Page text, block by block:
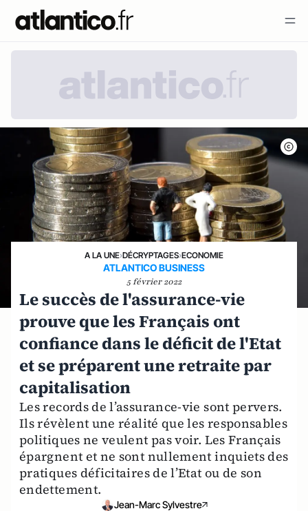
A LA UNE›DÉCRYPTAGES›ECONOMIE
ATLANTICO BUSINESS
5 février 2022
Le succès de l'assurance-vie
prouve que les Français ont
confiance dans le déficit de l'Etat
et se préparent une retraite par
capitalisation
Les records de l’assurance-vie sont pervers.
Ils révèlent une réalité que les responsables
politiques ne veulent pas voir. Les Français
épargnent et ne sont nullement inquiets des
pratiques déficitaires de l’Etat ou de son
endettement.
Jean-Marc Sylvestre